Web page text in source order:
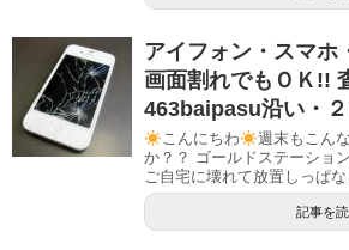
アイフォン・スマホ
画面割れでもＯＫ!!
463baipasu沿い・
こんにちわ
週末もこん
か？？ ゴールドステーショ
ご自宅に壊れて放置しっぱ
記事を